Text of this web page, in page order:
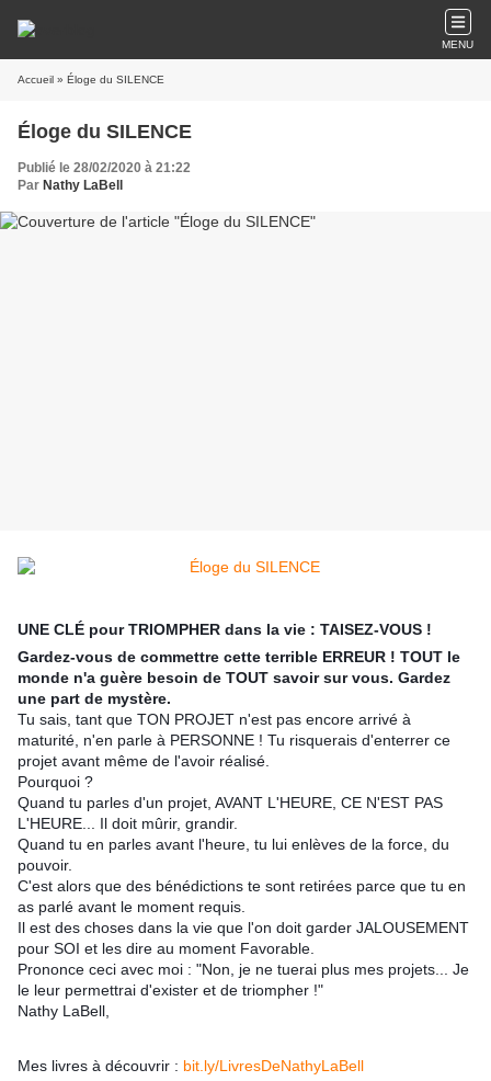
MENU
Accueil » Éloge du SILENCE
Éloge du SILENCE
Publié le 28/02/2020 à 21:22
Par Nathy LaBell
UNE CLÉ pour TRIOMPHER dans la vie : TAISEZ-VOUS !
Gardez-vous de commettre cette terrible ERREUR ! TOUT le
monde n'a guère besoin de TOUT savoir sur vous. Gardez
une part de mystère.
Tu sais, tant que TON PROJET n'est pas encore arrivé à
maturité, n'en parle à PERSONNE ! Tu risquerais d'enterrer ce
projet avant même de l'avoir réalisé.
Pourquoi ?
Quand tu parles d'un projet, AVANT L'HEURE, CE N'EST PAS
L'HEURE... Il doit mûrir, grandir.
Quand tu en parles avant l'heure, tu lui enlèves de la force, du
pouvoir.
C'est alors que des bénédictions te sont retirées parce que tu en
as parlé avant le moment requis.
Il est des choses dans la vie que l'on doit garder JALOUSEMENT
pour SOI et les dire au moment Favorable.
Prononce ceci avec moi : "Non, je ne tuerai plus mes projets... Je
le leur permettrai d'exister et de triompher !"
Nathy LaBell,
Mes livres à découvrir : bit.ly/LivresDeNathyLaBell